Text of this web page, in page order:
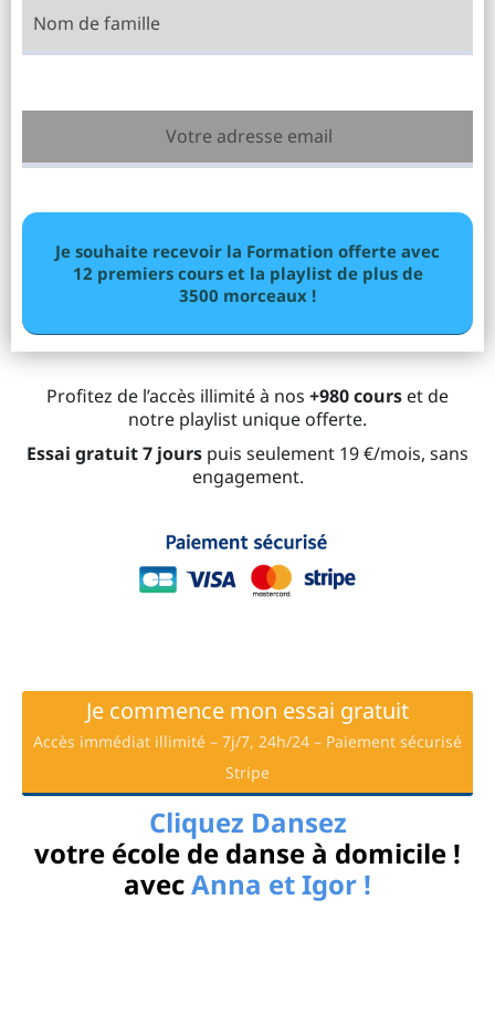
Je souhaite recevoir la Formation offerte avec
12 premiers cours et la playlist de plus de
3500 morceaux !
Profitez de l’accès illimité à nos +980 cours et de
notre playlist unique offerte.
Essai gratuit 7 jours puis seulement 19 €/mois, sans
engagement.
Je commence mon essai gratuit
Accès immédiat illimité – 7j/7, 24h/24 – Paiement sécurisé
Stripe
Cliquez Dansez
votre école de danse à domicile !
avecAnna et Igor !